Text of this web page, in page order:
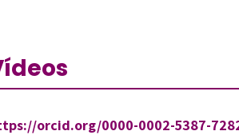
orcid.org/0000-0002-5387-